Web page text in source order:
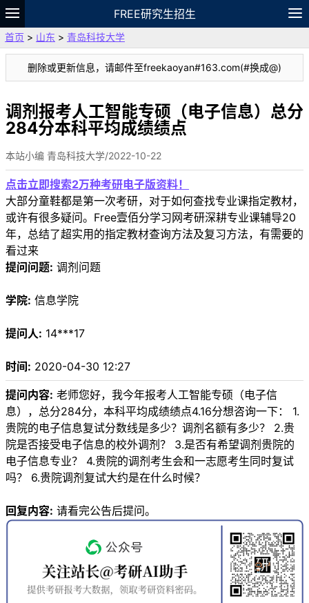
FREE研究生招生
题库
故事 专题
VIP
资料
首页 > 山东 > 青岛科技大学
删除或更新信息，请邮件至freekaoyan#163.com(#换成@)
调剂报考人工智能专硕（电子信息）总分
284分本科平均成绩绩点
本站小编 青岛科技大学/2022-10-22
点击立即搜索2万种考研电子版资料！
大部分童鞋都是第一次考研，对于如何查找专业课指定教材，
或许有很多疑问。Free壹佰分学习网考研深耕专业课辅导20
年，总结了超实用的指定教材查询方法及复习方法，有需要的
看过来
提问问题: 调剂问题
学院: 信息学院
提问人: 14***17
时间: 2020-04-30 12:27
提问内容: 老师您好，我今年报考人工智能专硕（电子信
息），总分284分，本科平均成绩绩点4.16分想咨询一下： 1.
贵院的电子信息复试分数线是多少？调剂名额有多少？ 2.贵
院是否接受电子信息的校外调剂？ 3.是否有希望调剂贵院的
电子信息专业？ 4.贵院的调剂考生会和一志愿考生同时复试
吗？ 6.贵院调剂复试大约是在什么时候？
回复内容: 请看完公告后提问。